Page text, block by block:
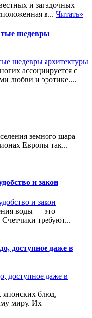
и загадочных
в... Читать»
шедевры
ассоциируется с
любви и эротике....
земного шара
Европы так...
и закон
воды — это
Счетчики требуют...
доступное даже в
японских блюд,
миру. Их